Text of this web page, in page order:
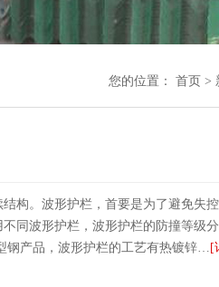
您的位置： 首页 >
构。波形护栏，首要是为了避免失
同波形护栏，波形护栏的防撞等级
钢产品，波形护栏的工艺有热镀锌… [